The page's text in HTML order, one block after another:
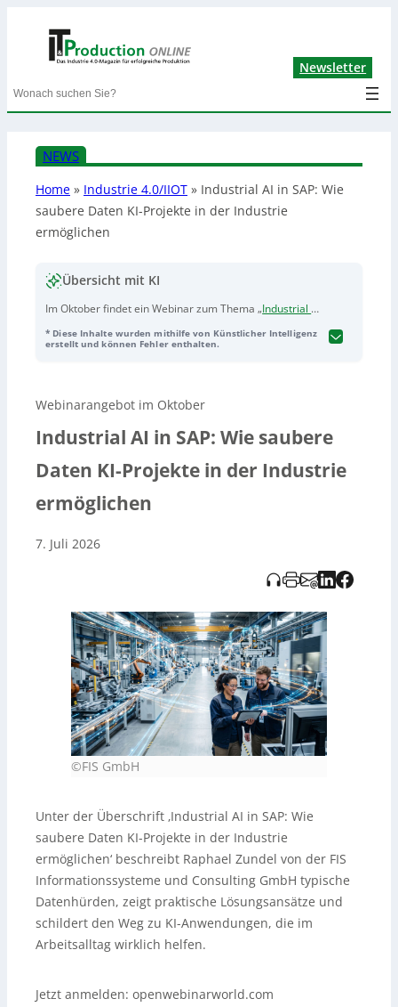
Newsletter
Search
NEWS
Home » Industrie 4.0/IIOT » Industrial AI in SAP: Wie
saubere Daten KI-Projekte in der Industrie
ermöglichen
Übersicht mit KI
Im Oktober findet ein Webinar zum Thema „Industrial AI
ermöglichen“ statt. Raphael Zundl (Fis
KI-Anwendungen entstehen, die im Arbeitsalltag
tatsächlich unterstützen. Anmeldung:
https://openwebinarworld.com/webinar/industrial-ai-
based-in-sap-wie-saubere-daten-key-projekte-in-der-
industrie-ermöglichen. Hinweis: Die Audioaufnahme
wurde KI-generiert und vom Tedo Verlag bereitgestellt.
* Diese Inhalte wurden mithilfe von Künstlicher Intelligenz
erstellt und können Fehler enthalten.
Webinarangebot im Oktober
Industrial AI in SAP: Wie saubere
Daten KI-Projekte in der Industrie
ermöglichen
7. Juli 2026
©FIS GmbH
Unter der Überschrift ‚Industrial AI in SAP: Wie
saubere Daten KI-Projekte in der Industrie
ermöglichen‘ beschreibt Raphael Zundel von der FIS
Informationssysteme und Consulting GmbH typische
Datenhürden, zeigt praktische Lösungsansätze und
schildert den Weg zu KI-Anwendungen, die im
Arbeitsalltag wirklich helfen.
Jetzt anmelden: openwebinarworld.com